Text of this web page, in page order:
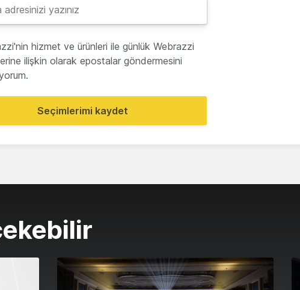
hizmet ve ürünleri ile günlük Webrazzi
ilişkin olarak epostalar göndermesini
Seçimlerimi kaydet